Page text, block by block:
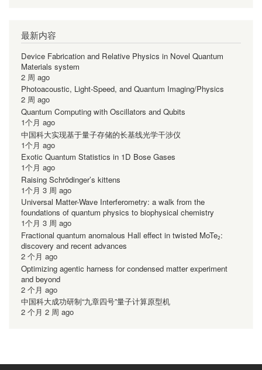
最新内容
Device Fabrication and Relative Physics in Novel Quantum
Materials system
2 周 ago
Photoacoustic, Light-Speed, and Quantum Imaging/Physics
2 周 ago
Quantum Computing with Oscillators and Qubits
1个月 ago
中国科大实现基于量子存储的长基线光学干涉仪
1个月 ago
Exotic Quantum Statistics in 1D Bose Gases
1个月 ago
Raising Schrödinger’s kittens
1个月 3 周 ago
Universal Matter-Wave Interferometry: a walk from the
foundations of quantum physics to biophysical chemistry
1个月 3 周 ago
Fractional quantum anomalous Hall effect in twisted MoTe₂:
discovery and recent advances
2 个月 ago
Optimizing agentic harness for condensed matter experiment
and beyond
2 个月 ago
中国科大成功研制“九章四号”量子计算原型机
2 个月 2 周 ago